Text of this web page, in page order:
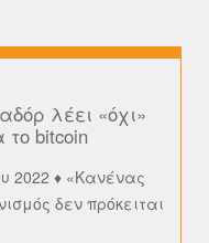
λέει «όχι»
bitcoin
2022 ♦ «Κανένας
δεν πρόκειται